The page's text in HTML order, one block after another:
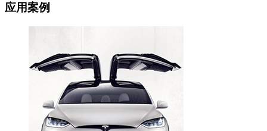
应用案例